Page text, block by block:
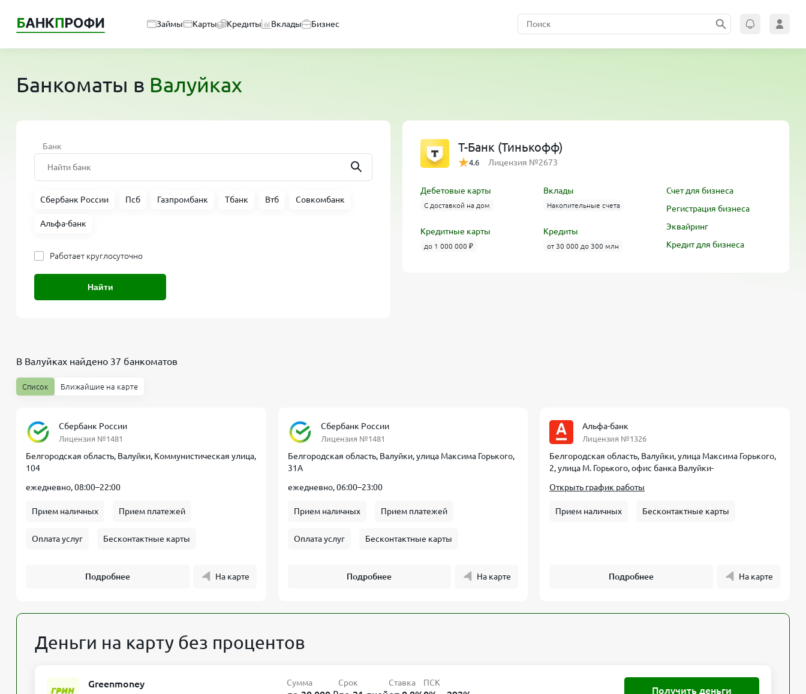
Займы Карты Кредиты Вклады Бизнес
Банкоматы в Валуйках
Банк
Сбербанк России Псб Газпромбанк Тбанк Втб Совкомбанк
Альфа-банк
Работает круглосуточно
Найти
Т-Банк (Тинькофф)
4.6 Лицензия №2673
Дебетовые карты
С доставкой на дом
Кредитные карты
до 1 000 000 ₽
Вклады
Накопительные счета
Кредиты
от 30 000 до 300 млн
Счет для бизнеса
Регистрация бизнеса
Эквайринг
Кредит для бизнеса
В Валуйках найдено 37 банкоматов
Список Ближайшие на карте
Сбербанк России
Лицензия №1481
Белгородская область, Валуйки, Коммунистическая улица,
104
ежедневно, 08:00–22:00
Прием наличных Прием платежей
Оплата услуг Бесконтактные карты
Подробнее На карте
Сбербанк России
Лицензия №1481
Белгородская область, Валуйки, улица Максима Горького,
31А
ежедневно, 06:00–23:00
Прием наличных Прием платежей
Оплата услуг Бесконтактные карты
Подробнее На карте
Альфа-банк
Лицензия №1326
Белгородская область, Валуйки, улица Максима Горького,
2, улица М. Горького, офис банка Валуйки-
Открыть график работы
Прием наличных Бесконтактные карты
Подробнее На карте
Деньги на карту без процентов
Greenmoney Сумма Срок Ставка ПСК
Получить деньги